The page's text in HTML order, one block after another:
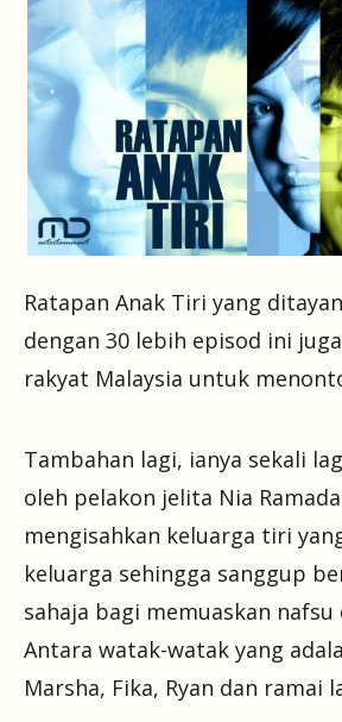
Ratapan Anak Tiri yang
dengan 30 lebih episod ini
rakyat Malaysia untuk
Tambahan lagi, ianya sekali
oleh pelakon jelita Nia
mengisahkan keluarga tiri
keluarga sehingga sanggup
sahaja bagi memuaskan nafsu
Antara watak-watak yang
Marsha, Fika, Ryan dan ramai